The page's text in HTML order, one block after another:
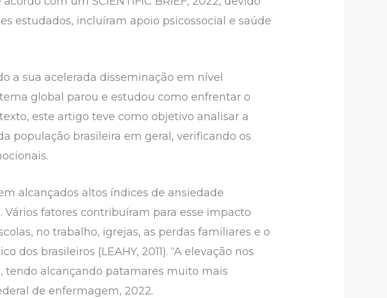
estudados, incluíram apoio psicossocial e saúde
a sua acelerada disseminação em nível
global parou e estudou como enfrentar o
este artigo teve como objetivo analisar a
população brasileira em geral, verificando os
alcançados altos índices de ansiedade
fatores contribuíram para esse impacto
no trabalho, igrejas, as perdas familiares e o
brasileiros (LEAHY, 2011). “A elevação nos
tendo alcançando patamares muito mais
de enfermagem, 2022.